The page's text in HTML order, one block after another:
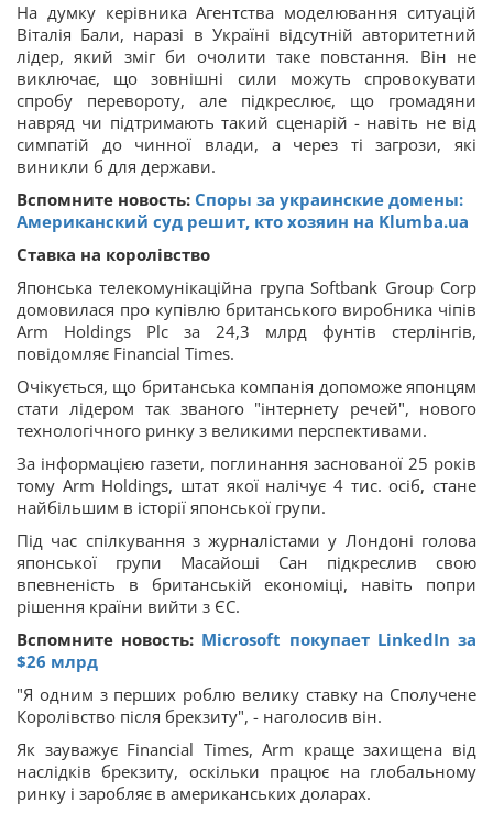
На думку керівника Агентства моделювання ситуацій
Віталія Бали, наразі в Україні відсутній авторитетний
лідер, який зміг би очолити таке повстання. Він не
виключає, що зовнішні сили можуть спровокувати
спробу перевороту, але підкреслює, що громадяни
навряд чи підтримають такий сценарій - навіть не від
симпатій до чинної влади, а через ті загрози, які
виникли б для держави.
Вспомните новость: Споры за украинские домены:
Американский суд решит, кто хозяин на Klumba.ua
Ставка на королівство
Японська телекомунікаційна група Softbank Group Corp
домовилася про купівлю британського виробника чіпів
Arm Holdings Plc за 24,3 млрд фунтів стерлінгів,
повідомляє Financial Times.
Очікується, що британська компанія допоможе японцям
стати лідером так званого "інтернету речей", нового
технологічного ринку з великими перспективами.
За інформацією газети, поглинання заснованої 25 років
тому Arm Holdings, штат якої налічує 4 тис. осіб, стане
найбільшим в історії японської групи.
Під час спілкування з журналістами у Лондоні голова
японської групи Масайоші Сан підкреслив свою
впевненість в британській економіці, навіть попри
рішення країни вийти з ЄС.
Вспомните новость: Microsoft покупает LinkedIn за
$26 млрд
"Я одним з перших роблю велику ставку на Сполучене
Королівство після брекзиту", - наголосив він.
Як зауважує Financial Times, Arm краще захищена від
наслідків брекзиту, оскільки працює на глобальному
ринку і заробляє в американських доларах.